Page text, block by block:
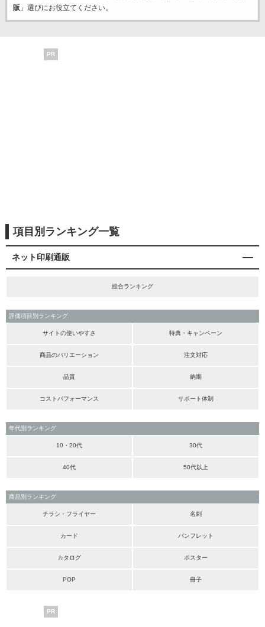
販 」選びにお役立てください。
PR
項目別ランキング一覧
ネット印刷通販
総合ランキング
評価項目別ランキング
サイトの使いやすさ 特典・キャンペーン
商品のバリエーション 注文対応
品質 納期
コストパフォーマンス サポート体制
年代別ランキング
10・20代 30代
40代 50代以上
商品別ランキング
チラシ・フライヤー 名刺
カード パンフレット
カタログ ポスター
POP 冊子
PR